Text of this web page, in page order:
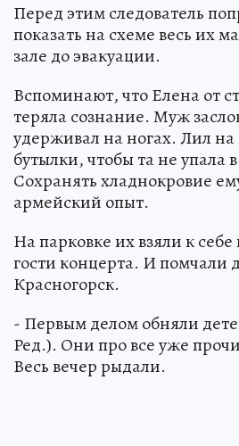
Перед этим следователь
показать на схеме весь их
зале до эвакуации.
Вспоминают, что Елена от
теряла сознание. Муж
удерживал на ногах. Лил на
бутылки, чтобы та не упала
Сохранять хладнокровие
армейский опыт.
На парковке их взяли к
гости концерта. И помчали
Красногорск.
- Первым делом обняли
Ред.). Они про все уже
Весь вечер рыдали.